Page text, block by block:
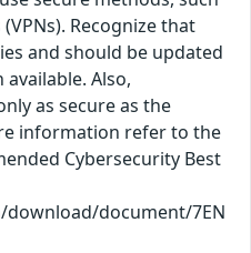
Recognize that
and should be updated
Also,
as secure as the
information refer to the
Cybersecurity Best
document/7EN